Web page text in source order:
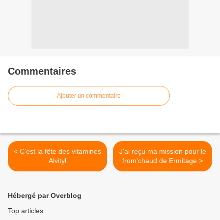
Commentaires
Ajouter un commentaire
< C'est la fête des vitamines
Alvityl
J'ai reçu ma mission pour le
from'chaud de Ermitage >
Hébergé par Overblog
Top articles